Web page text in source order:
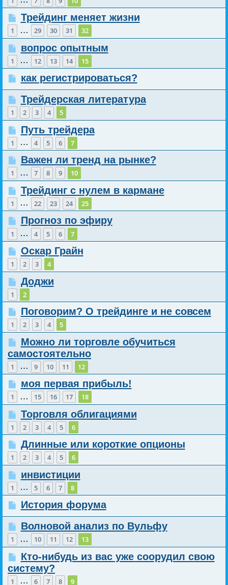
Трейдинг меняет жизни
1 … 29 30 31 32
вопрос опытным
1 … 12 13 14 15
как регистрироваться?
Трейдерская литература
1 2 3 4 5
Путь трейдера
1 … 4 5 6 7
Важен ли тренд на рынке?
1 … 7 8 9 10
Трейдинг с нулем в кармане
1 … 22 23 24 25
Прогноз по эфиру
1 … 4 5 6 7
Оскар Грайн
1 2 3 4
Доджи
1 2
Поговорим? О трейдинге и не совсем
1 2 3 4 5
Можно ли торговле обучиться
самостоятельно
1 … 9 10 11 12
моя первая прибыль!
1 … 15 16 17 18
Торговля облигациями
1 2 3 4 5 6
Длинные или короткие опционы
1 2 3 4 5 6
инвистиции
1 … 5 6 7 8
История форума
Волновой анализ по Вульфу
1 … 10 11 12 13
Кто-нибудь из вас уже соорудил свою
систему?
1 … 6 7 8 9